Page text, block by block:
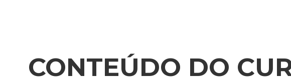
CONTEÚDO DO